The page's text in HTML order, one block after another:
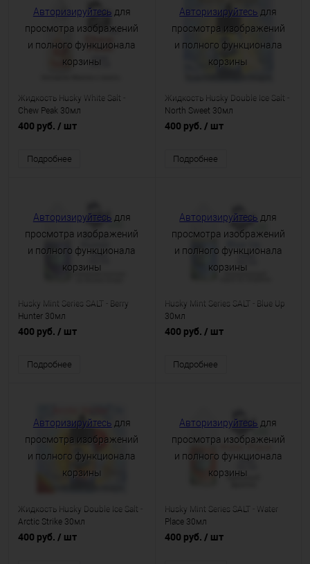
Авторизируйтесь для
просмотра изображений
и полного функционала
корзины
Жидкость Husky White Salt -
Chew Peak 30мл
400 руб. / шт
Подробнее
Авторизируйтесь для
просмотра изображений
и полного функционала
корзины
Жидкость Husky Double Ice Salt -
North Sweet 30мл
400 руб. / шт
Подробнее
Авторизируйтесь для
просмотра изображений
и полного функционала
корзины
Husky Mint Series SALT - Berry
Hunter 30мл
400 руб. / шт
Подробнее
Авторизируйтесь для
просмотра изображений
и полного функционала
корзины
Husky Mint Series SALT - Blue Up
30мл
400 руб. / шт
Подробнее
Авторизируйтесь для
просмотра изображений
и полного функционала
корзины
Жидкость Husky Double Ice Salt -
Arctic Strike 30мл
400 руб. / шт
Авторизируйтесь для
просмотра изображений
и полного функционала
корзины
Husky Mint Series SALT - Water
Place 30мл
400 руб. / шт